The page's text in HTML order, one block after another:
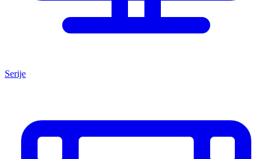
Serije